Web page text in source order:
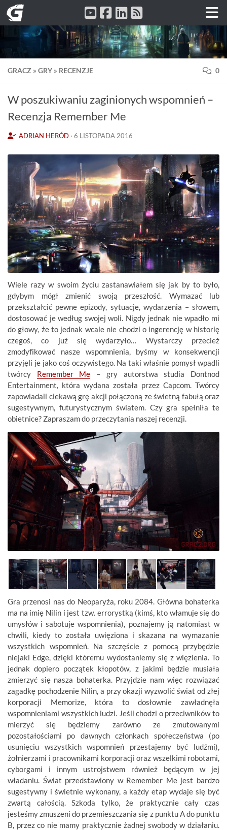
Przeskocz do treści
GRACZ » GRY » RECENZJE 0
W poszukiwaniu zaginionych wspomnień –
Recenzja Remember Me
ADRIAN HERÓD · 6 LISTOPADA 2016
Wiele razy w swoim życiu zastanawiałem się jak by to było,
gdybym mógł zmienić swoją przeszłość. Wymazać lub
przekształcić pewne epizody, sytuacje, wydarzenia – słowem,
dostosować je według swojej woli. Nigdy jednak nie wpadło mi
do głowy, że to jednak wcale nie chodzi o ingerencję w historię
czegoś, co już się wydarzyło… Wystarczy przecież
zmodyfikować nasze wspomnienia, byśmy w konsekwencji
przyjęli je jako coś oczywistego. Na taki właśnie pomysł wpadli
twórcy Remember Me – gry autorstwa studia Dontnod
Entertainment, która wydana została przez Capcom. Twórcy
zapowiadali ciekawą grę akcji połączoną ze świetną fabułą oraz
sugestywnym, futurystycznym światem. Czy gra spełniła te
obietnice? Zapraszam do przeczytania naszej recenzji.
Gra przenosi nas do Neoparyża, roku 2084. Główna bohaterka
ma na imię Nilin i jest tzw. errorystką (kimś, kto włamuje się do
umysłów i sabotuje wspomnienia), poznajemy ją natomiast w
chwili, kiedy to została uwięziona i skazana na wymazanie
wszystkich wspomnień. Na szczęście z pomocą przybędzie
niejaki Edge, dzięki któremu wydostaniemy się z więzienia. To
jednak dopiero początek kłopotów, z jakimi będzie musiała
zmierzyć się nasza bohaterka. Przyjdzie nam więc rozwiązać
zagadkę pochodzenie Nilin, a przy okazji wyzwolić świat od złej
korporacji Memorize, która to dosłownie zawładnęła
wspomnieniami wszystkich ludzi. Jeśli chodzi o przeciwników to
mierzyć się będziemy zarówno ze zmutowanymi
pozostałościami po dawnych członkach społeczeństwa (po
usunięciu wszystkich wspomnień przestajemy być ludźmi),
żołnierzami i pracownikami korporacji oraz wszelkimi robotami,
cyborgami i innym ustrojstwem również będącym w jej
władaniu. Świat przedstawiony w Remember Me jest bardzo
sugestywny i świetnie wykonany, a każdy etap wydaje się być
zwartą całością. Szkoda tylko, że praktycznie cały czas
jesteśmy zmuszeni do przemieszczania się z punktu A do punktu
B, przez co nie mamy praktycznie żadnej swobody w działaniu.